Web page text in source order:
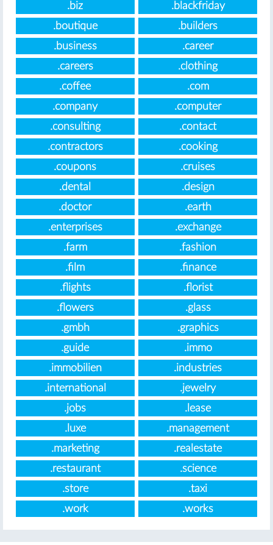
.biz
.blackfriday
.boutique
.builders
.business
.career
.careers
.clothing
.coffee
.com
.company
.computer
.consulting
.contact
.contractors
.cooking
.coupons
.cruises
.dental
.design
.doctor
.earth
.enterprises
.exchange
.farm
.fashion
.film
.finance
.flights
.florist
.flowers
.glass
.gmbh
.graphics
.guide
.immo
.immobilien
.industries
.international
.jewelry
.jobs
.lease
.luxe
.management
.marketing
.realestate
.restaurant
.science
.store
.taxi
.work
.works